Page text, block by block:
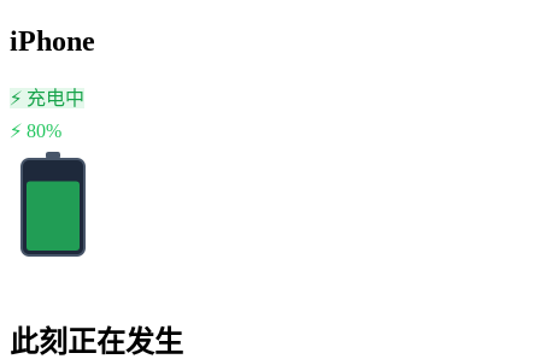
iPhone
⚡ 充电中
⚡ 80%
此刻正在发生